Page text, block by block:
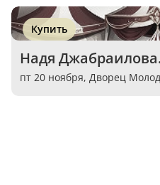
Купить
Надя
пт 20 ноября, Дворец